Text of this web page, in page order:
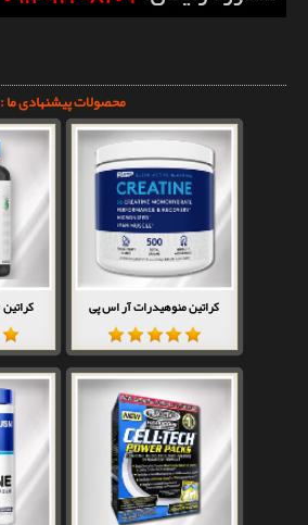
محصولات پیشنهادی ما :
کراتین منوهیدرات آر اس پی کراتین 3000 اپلاید ناتریشن